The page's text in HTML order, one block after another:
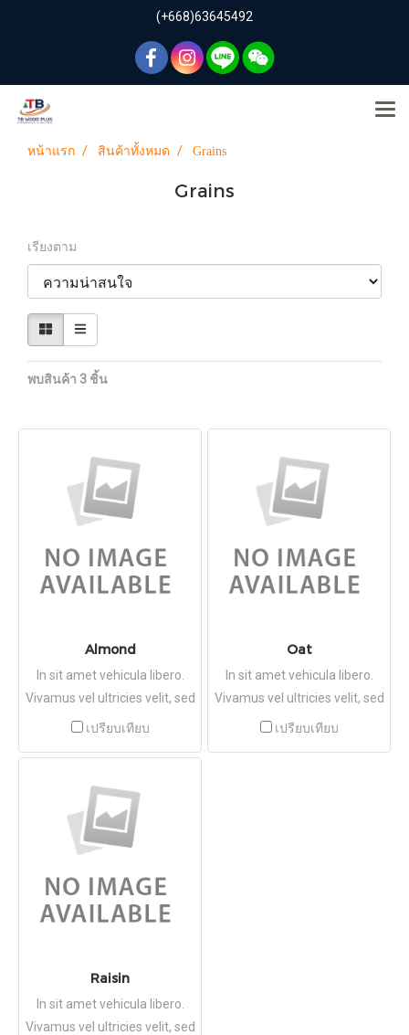
(+668)63645492
หน้าแรก สินค้าทั้งหมด Grains
Grains
เรียงตาม
พบสินค้า 3 ชิ้น
Almond
In sit amet vehicula libero.
Vivamus vel ultricies velit, sed
fringilla elit.
เปรียบเทียบ
Oat
In sit amet vehicula libero.
Vivamus vel ultricies velit, sed
fringilla elit.
เปรียบเทียบ
Raisin
In sit amet vehicula libero.
Vivamus vel ultricies velit, sed